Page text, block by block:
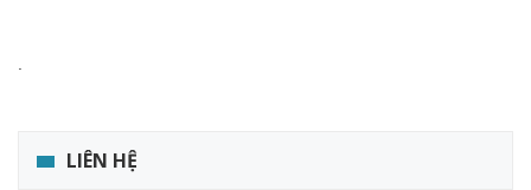
LIÊN HỆ